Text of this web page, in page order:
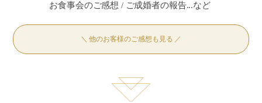
お食事会のご感想 / ご成婚者の報告...など
＼ 他のお客様のご感想も見る ／